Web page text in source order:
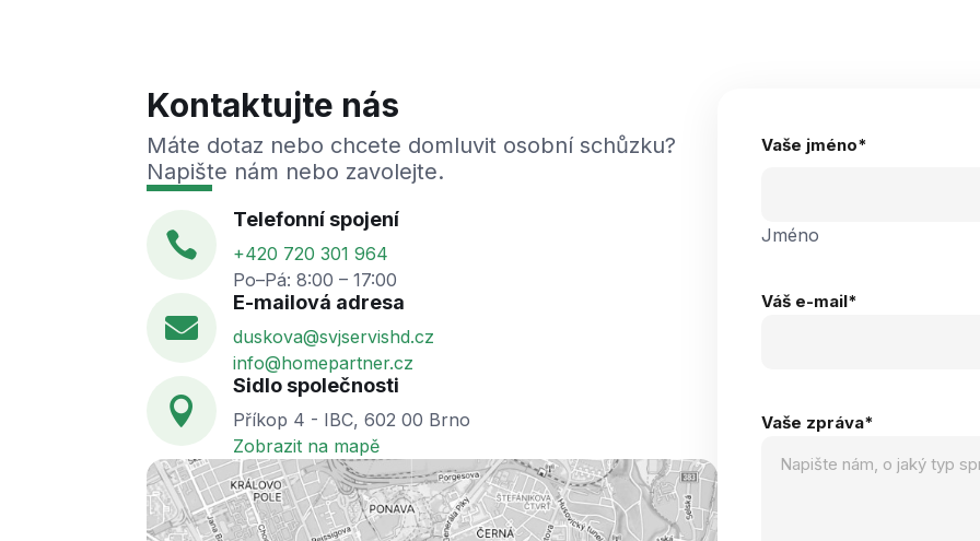
Kontaktujte nás
Máte dotaz nebo chcete domluvit osobní schůzku?
Napište nám nebo zavolejte.

Telefonní spojení
+420 720 301 964
Po–Pá: 8:00 – 17:00

E-mailová adresa
duskova@svjservishd.cz
info@homepartner.cz

Sidlo společnosti
Příkop 4 - IBC, 602 00 Brno
Zobrazit na mapě
Vaše jméno*
Jméno
Váš e-mail*
Vaše zpráva*